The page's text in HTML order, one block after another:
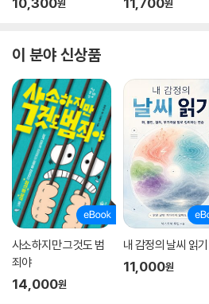
ㆍ스냅챗에서 일어나는 괴롭힘에 어떻게 맞
주 / 참고 문헌
도움이 안 된다고 시종일관 강조한다.
8~9세 무렵부터는 이렇게 부모가 개입하
만 아니라 심지어 위험하기까지 합니다. 이
생뿐만 아니라 모든 또래 아이들 앞에서 극
때문입니다. 따라서 이런 행동은 부모가 의
가져옵니다. 바로 이렇게 보호받은 아이의
0쪽
교사를 괴롭히는 것도
학교 내 괴롭힘
이 책은 101가지 질문으로 이루어져 있다.
질문들이다. 질답 형식이긴 하지만, 내용은
무엇인지 여러 측면에서 알아본 후, 학폭 폭
에까지 악영향을 끼치는지 집중 조명하며,
원 원
이 분야 신상품
사소하지만 그것도 범
죄야
14,000원
내 감정의 날씨 읽기
11,000원